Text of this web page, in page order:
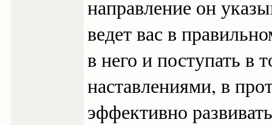
направление он
ведет вас в
в него и поступать в
наставлениями, в
эффективно